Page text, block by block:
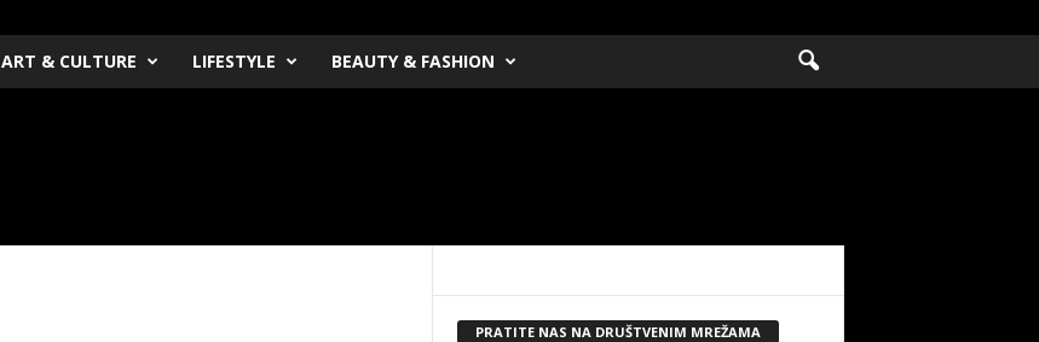
ART & CULTURE LIFESTYLE BEAUTY & FASHION
PRATITE NAS NA DRUŠTVENIM MREŽAMA